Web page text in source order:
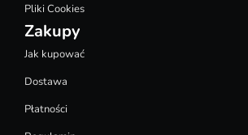
Pliki Cookies
Zakupy
Jak kupować
Dostawa
Płatności